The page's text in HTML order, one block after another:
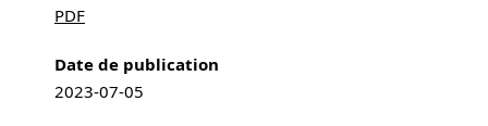
PDF
Date de publication
2023-07-05